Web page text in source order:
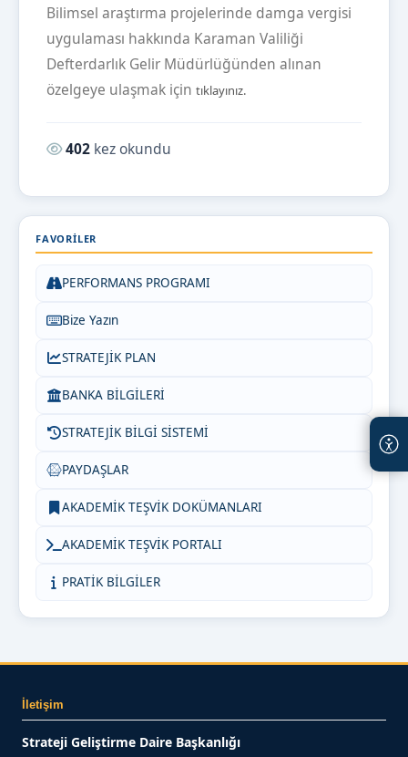
Bilimsel araştırma projelerinde damga vergisi
uygulaması hakkında Karaman Valiliği
Defterdarlık Gelir Müdürlüğünden alınan
özelgeye ulaşmak için tıklayınız.
Okunma sayısı:
402 kez okundu
FAVORILER
PERFORMANS PROGRAMI
Bize Yazın
STRATEJİK PLAN
BANKA BİLGİLERİ
STRATEJİK BİLGİ SİSTEMİ
PAYDAŞLAR
AKADEMİK TEŞVİK DOKÜMANLARI
AKADEMİK TEŞVİK PORTALI
PRATİK BİLGİLER
İletişim
Strateji Geliştirme Daire Başkanlığı